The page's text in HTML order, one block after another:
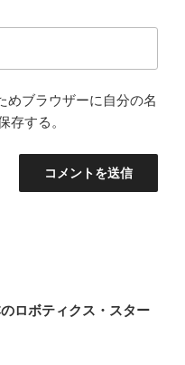
めブラウザーに自分の名
存する。
ロボティクス・スター